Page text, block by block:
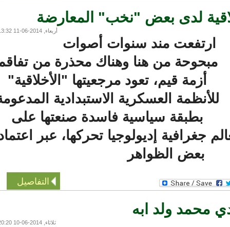
لدى بعض "نخب" المعارضة
أربعاء, 2014-06-11 13:32
ارتفعت مند سنوات أصوات
مبحوحة من هنا وهناك محذرة من تفاقم
أزمة قيم، تعود مرجعيتها "الأخلاقية"
للأنظمة العسكرية الاستبدادية المدعومة
بطبقة سياسية فاسدة صنعتها على
إديولوجيا تحركها، عبر اعتماد
بعض الظواهر
التفاصيل
ولد ابه
ثلاثاء, 2014-06-10 20:20